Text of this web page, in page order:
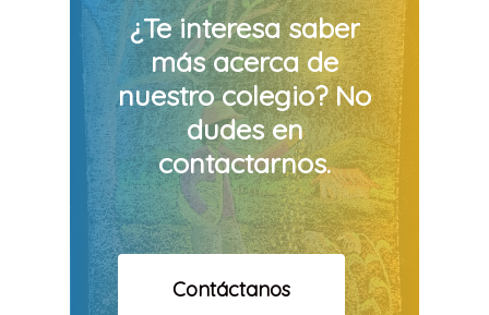
¿Te interesa saber
más acerca de
nuestro colegio? No
dudes en
contactarnos.
Contáctanos